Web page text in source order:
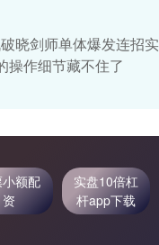
晓剑师单体爆发连招实
操作细节藏不住了
额配
资
实盘10倍杠
杆app下载